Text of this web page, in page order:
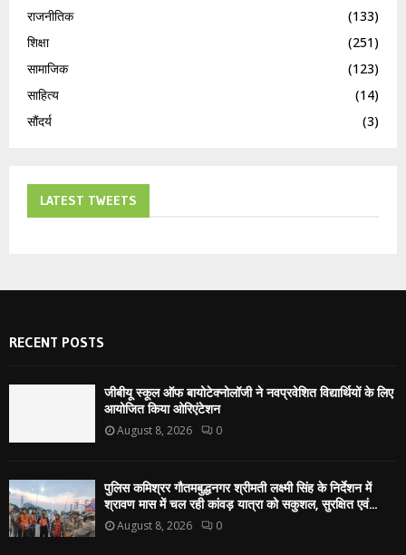
राजनीतिक
(133)
शिक्षा
(251)
सामाजिक
(123)
साहित्य
(14)
सौंदर्य
(3)
LATEST TWEETS
RECENT POSTS
जीबीयू स्कूल ऑफ बायोटेक्नोलॉजी ने नवप्रवेशित विद्यार्थियों के लिए
आयोजित किया ओरिएंटेशन
August 8, 2026 0
पुलिस कमिश्रर गौतमबुद्धनगर श्रीमती लक्ष्मी सिंह के निर्देशन में
श्रावण मास में चल रही कांवड़ यात्रा को सकुशल, सुरक्षित एवं...
August 8, 2026 0